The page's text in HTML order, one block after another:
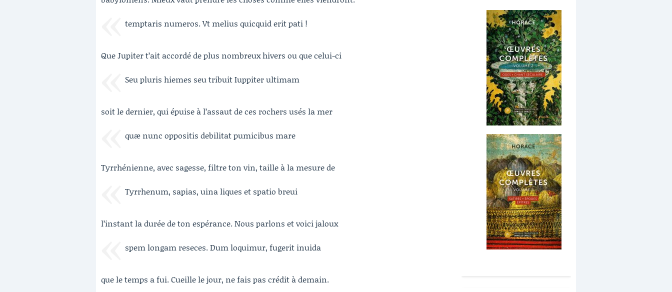
temptaris numeros. Vt melius quicquid erit pati !
Que Jupiter t’ait accordé de plus nombreux hivers ou que celui-ci
Seu pluris hiemes seu tribuit Iuppiter ultimam
soit le dernier, qui épuise à l’assaut de ces rochers usés la mer
quæ nunc oppositis debilitat pumicibus mare
Tyrrhénienne, avec sagesse, filtre ton vin, taille à la mesure de
Tyrrhenum, sapias, uina liques et spatio breui
l’instant la durée de ton espérance. Nous parlons et voici jaloux
spem longam reseces. Dum loquimur, fugerit inuida
que le temps a fui. Cueille le jour, ne fais pas crédit à demain.
Dernières publications